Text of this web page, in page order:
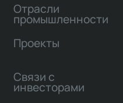
Отрасли
промышленности
Проекты
Связи с
инвесторами